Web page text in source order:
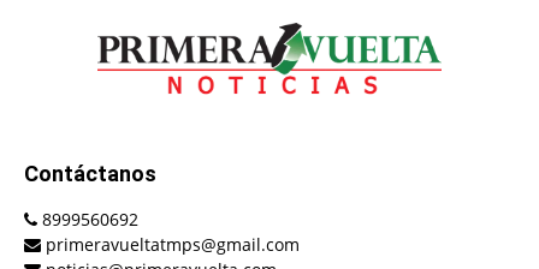
Contáctanos
8999560692
primeravueltatmps@gmail.com